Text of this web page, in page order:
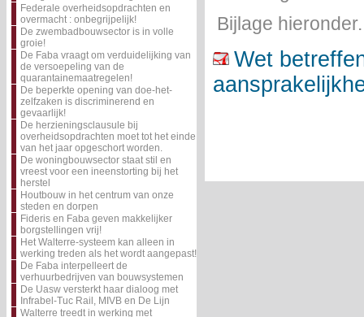
Federale overheidsopdrachten en
overmacht : onbegrijpelijk!
De zwembadbouwsector is in volle
groie!
De Faba vraagt om verduidelijking van
de versoepeling van de
quarantainemaatregelen!
De beperkte opening van doe-het-
zelfzaken is discriminerend en
gevaarlijk!
De herzieningsclausule bij
overheidsopdrachten moet tot het einde
van het jaar opgeschort worden.
De woningbouwsector staat stil en
vreest voor een ineenstorting bij het
herstel
Houtbouw in het centrum van onze
steden en dorpen
Fideris en Faba geven makkelijker
borgstellingen vrij!
Het Walterre-systeem kan alleen in
werking treden als het wordt aangepast!
De Faba interpelleert de
verhuurbedrijven van bouwsystemen
De Uasw versterkt haar dialoog met
Infrabel-Tuc Rail, MIVB en De Lijn
Walterre treedt in werking met
Bijlage hieronder.
Wet